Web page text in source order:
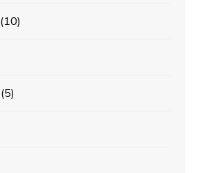
(10)
(5)